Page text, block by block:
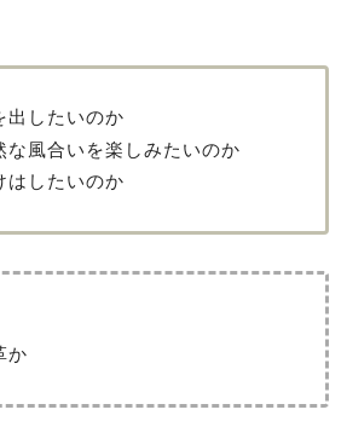
出したいのか
な風合いを楽しみたいのか
はしたいのか
か